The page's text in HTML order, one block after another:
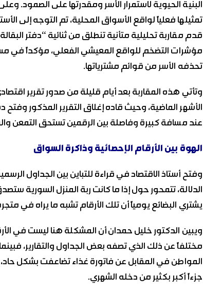
البنية الحيوية لاستمرار الأسر ومقدرتها على الصمود.
تمثيلها فعلياً لواقع الأسواق المحلية، تم التوجه إلى
قدم مقاربة تحليلية متأنية تنطلق من ثنائية “دفتر
مؤشرات التضخم للواقع المعيشي الفعلي، مؤكداً في
تحذفه الأسر من قوائم مشترياتها.
وتأتي هذه المقاربة بعد أيام قليلة من صدور تقرير
الأشهر الماضية، وحيث قاده إغلاق التقرير المذكور
عند مسافة كبيرة وفاصلة بين الرقمين تستحق التمعن
الهوة بين الأرقام الإحصائية وذاكرة السواق
وفتح أستاذ الاقتصاد في قراءة للتباين بين الجداول
الدلالة، تتمحور حول إذا ما كانت ربة المنزل السورية
يشتري البضائع يومياً أن تلك الأرقام تشبه ما يراه في
ويبين الدكتور خليل حمدان أن المشكلة هنا ليست في
مختلفاً عن ذلك الذي تصفه بعض الجداول والتقارير،
المواطن في المقابل عن فاتورة غذاء تضاعفت بشكل
جزءاً أكبر بكثير من دخله الشهري.